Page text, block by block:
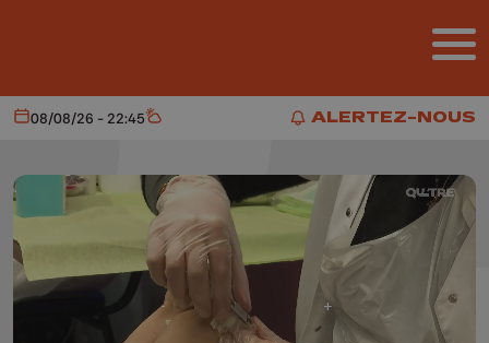
ALERTEZ-NOUS
ALERTEZ-NOUS
Aujourd'hui
08/08/26 - 22:45 Météo